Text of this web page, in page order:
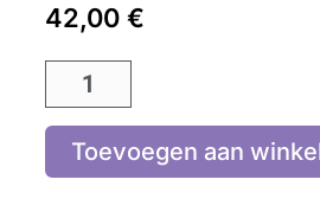
42,00 €
Toevoegen aan